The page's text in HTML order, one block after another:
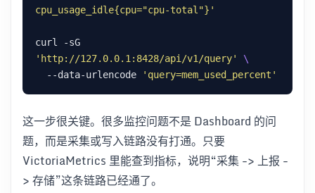
cpu_usage_idle{cpu="cpu-total"}'
'http://127.0.0.1:8428/api/v1/query'
  --data-urlencode
'query=mem_used_percent'
这一步很关键。很多监控问题不是 Dashboard 的问
题，而是采集或写入链路没有打通。只要
VictoriaMetrics 里能查到指标，说明“采集 -> 上报 -
> 存储”这条链路已经通了。